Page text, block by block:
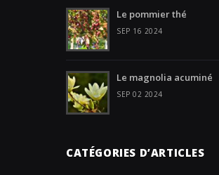
Le pommier thé
SEP 16 2024
Le magnolia acuminé
SEP 02 2024
CATÉGORIES D’ARTICLES